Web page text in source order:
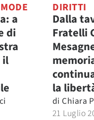
a
di
il
DIRITTI
Dalla
Fratelli
la
di Chiara
21 Luglio